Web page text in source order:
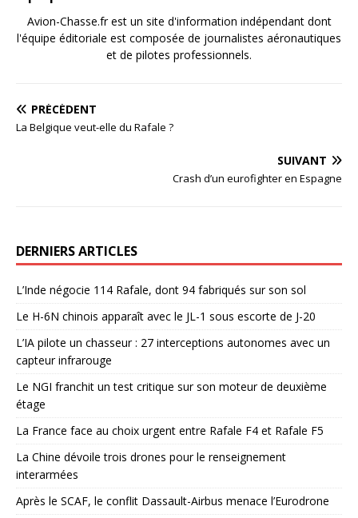
Avion-Chasse.fr est un site d'information indépendant dont
l'équipe éditoriale est composée de journalistes aéronautiques
et de pilotes professionnels.
PRÉCÉDENT
La Belgique veut-elle du Rafale ?
SUIVANT
Crash d’un eurofighter en Espagne
DERNIERS ARTICLES
L’Inde négocie 114 Rafale, dont 94 fabriqués sur son sol
Le H-6N chinois apparaît avec le JL-1 sous escorte de J-20
L’IA pilote un chasseur : 27 interceptions autonomes avec un
capteur infrarouge
Le NGI franchit un test critique sur son moteur de deuxième
étage
La France face au choix urgent entre Rafale F4 et Rafale F5
La Chine dévoile trois drones pour le renseignement
interarmées
Après le SCAF, le conflit Dassault-Airbus menace l’Eurodrone